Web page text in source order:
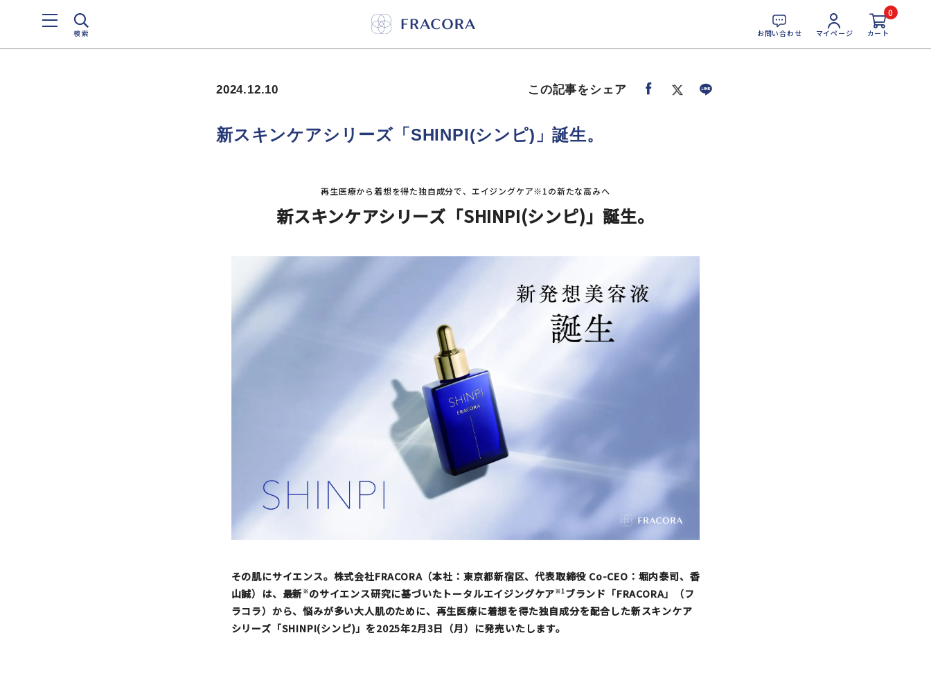
検索 お問い合わせ マイページ
0
カート
2024.12.10 この記事をシェア
新スキンケアシリーズ「SHINPI(シンピ)」誕生。
再生医療から着想を得た独自成分で、エイジングケア※1の新たな高みへ
新スキンケアシリーズ「SHINPI(シンピ)」誕生。
その肌にサイエンス。株式会社FRACORA（本社：東京都新宿区、代表取締役 Co-CEO：堀内泰司、香
山誠）は、最新※のサイエンス研究に基づいたトータルエイジングケア※1ブランド「FRACORA」（フ
ラコラ）から、悩みが多い大人肌のために、再生医療に着想を得た独自成分を配合した新スキンケア
シリーズ「SHINPI(シンピ)」を2025年2月3日（月）に発売いたします。